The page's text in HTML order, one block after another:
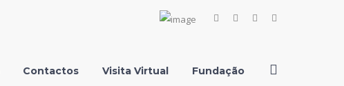
FacebookInstagramYoutube
Contactos Visita Virtual Fundação